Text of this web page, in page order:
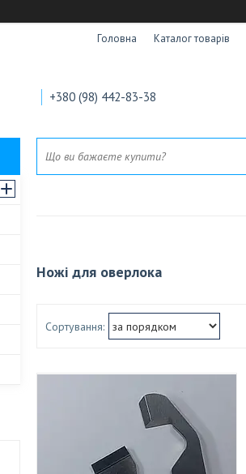
Головна Каталог товарів
+380 (98) 442-83-38
Ножі для оверлока